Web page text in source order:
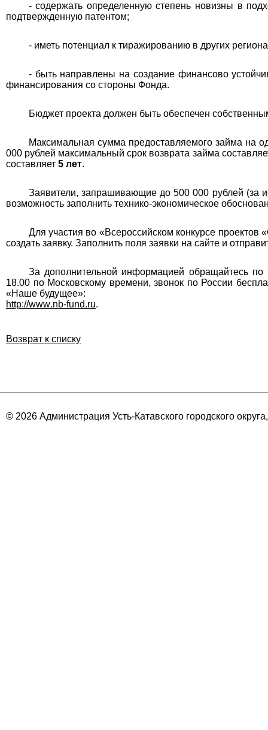
- содержать определенную степень новизны в
подтвержденную патентом;
- иметь потенциал к тиражированию в других
- быть направлены на создание финансово
финансирования со стороны Фонда.
Бюджет проекта должен быть обеспечен
Максимальная сумма предоставляемого займа на
000 рублей максимальный срок возврата займа
составляет 5 лет.
Заявители, запрашивающие до 500 000 рублей (за
возможность заполнить технико-экономическое
Для участия во «Всероссийском конкурсе
создать заявку. Заполнить поля заявки на сайте и
За дополнительной информацией обращайтесь
18.00 по Московскому времени, звонок по России
«Наше будущее»:
http://www.nb-fund.ru.
Возврат к списку
© 2026 Администрация Усть-Катавского городского